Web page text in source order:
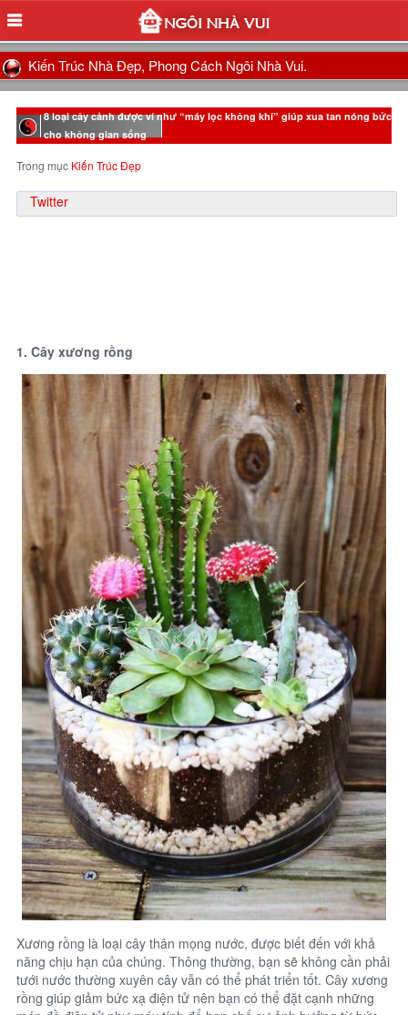
Kiến Trúc Nhà Đẹp, Phong Cách Ngôi Nhà Vui.
8 loại cây cảnh được ví như “máy lọc không khí” giúp xua tan nóng bức
cho không gian sống
Trong mục Kiến Trúc Đẹp
Twitter
1. Cây xương rồng
Xương rồng là loại cây thân mọng nước, được biết đến với khả
năng chịu hạn của chúng. Thông thường, bạn sẽ không cần phải
tưới nước thường xuyên cây vẫn có thể phát triển tốt. Cây xương
rồng giúp giảm bức xạ điện tử nên bạn có thể đặt cạnh những